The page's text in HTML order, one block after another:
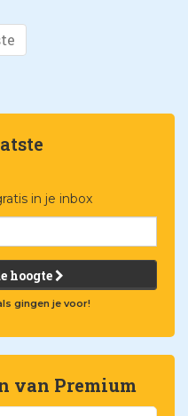
in je inbox
hoogte
gingen je voor!
van Premium